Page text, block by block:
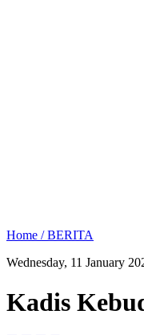
Home /BERITA
Wednesday, 11 January
Kadis